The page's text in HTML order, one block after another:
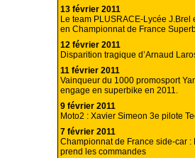
13 février 2011
Le team PLUSRACE-Lycée J.Brel
en Championnat de France
12 février 2011
Disparition tragique d’Arnaud
11 février 2011
Vainqueur du 1000 promosport
engage en superbike en 2011.
9 février 2011
Moto2 : Xavier Simeon 3e pilote
7 février 2011
Championnat de France side-car :
prend les commandes